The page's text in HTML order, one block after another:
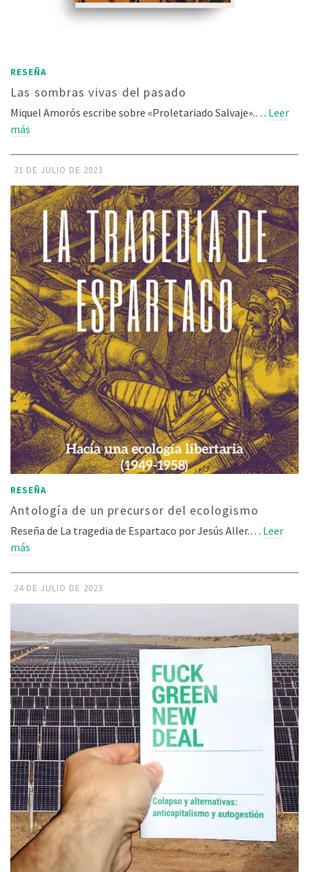
RESEÑA
Las sombras vivas del pasado
Miquel Amorós escribe sobre «Proletariado Salvaje».… Leer
más
31 DE JULIO DE 2023
RESEÑA
Antología de un precursor del ecologismo
Reseña de La tragedia de Espartaco por Jesús Aller.… Leer
más
24 DE JULIO DE 2023